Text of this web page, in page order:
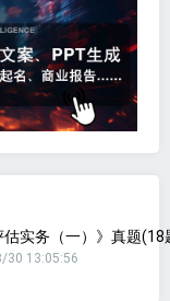
实务（一）》真题(18
30 13:05:56